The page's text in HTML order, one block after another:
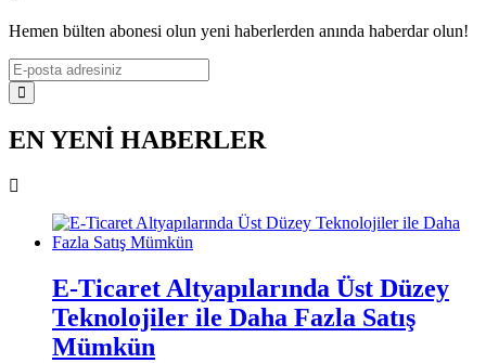
Hemen bülten abonesi olun yeni haberlerden anında haberdar olun!
EN YENİ HABERLER
E-Ticaret Altyapılarında Üst Düzey
Teknolojiler ile Daha Fazla Satış
Mümkün